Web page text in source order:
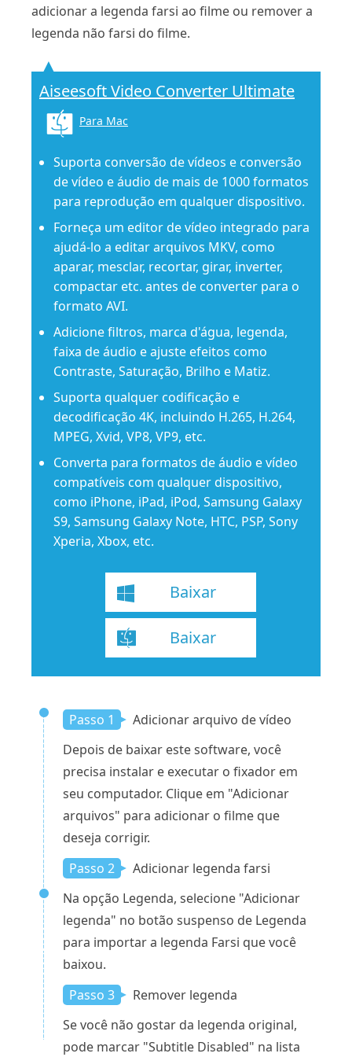
adicionar a legenda farsi ao filme ou remover a
legenda não farsi do filme.
Aiseesoft Video Converter Ultimate
Para Mac
Suporta conversão de vídeos e conversão
de vídeo e áudio de mais de 1000 formatos
para reprodução em qualquer dispositivo.
Forneça um editor de vídeo integrado para
ajudá-lo a editar arquivos MKV, como
aparar, mesclar, recortar, girar, inverter,
compactar etc. antes de converter para o
formato AVI.
Adicione filtros, marca d'água, legenda,
faixa de áudio e ajuste efeitos como
Contraste, Saturação, Brilho e Matiz.
Suporta qualquer codificação e
decodificação 4K, incluindo H.265, H.264,
MPEG, Xvid, VP8, VP9, ​​etc.
Converta para formatos de áudio e vídeo
compatíveis com qualquer dispositivo,
como iPhone, iPad, iPod, Samsung Galaxy
S9, Samsung Galaxy Note, HTC, PSP, Sony
Xperia, Xbox, etc.
Baixar
Baixar
Passo 1
Adicionar arquivo de vídeo
Depois de baixar este software, você
precisa instalar e executar o fixador em
seu computador. Clique em "Adicionar
arquivos" para adicionar o filme que
deseja corrigir.
Passo 2
Adicionar legenda farsi
Na opção Legenda, selecione "Adicionar
legenda" no botão suspenso de Legenda
para importar a legenda Farsi que você
baixou.
Passo 3
Remover legenda
Se você não gostar da legenda original,
pode marcar "Subtitle Disabled" na lista